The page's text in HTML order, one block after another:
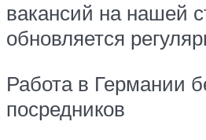
вакансий на нашей
обновляется
Работа в Германии
посредников